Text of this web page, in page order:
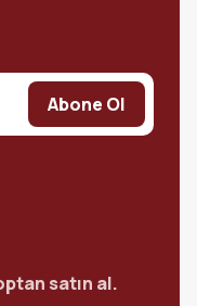
Abone Ol
satın al.